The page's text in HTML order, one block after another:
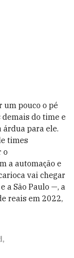
pouco o pé
demais do time e
árdua para ele.
times
o
a automação e
vai chegar
a São Paulo —, a
reais em 2022,